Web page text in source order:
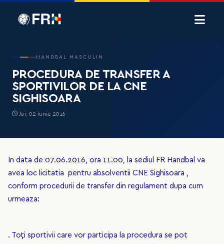
HANDBAL MASCULIN
PROCEDURA DE TRANSFER A
SPORTIVILOR DE LA CNE
SIGHISOARA
Joi, 02 iunie 2016
In data de 07.06.2016, ora 11.00, la sediul FR Handbal va
avea loc licitatia pentru absolventii CNE Sighisoara ,
conform procedurii de transfer din regulament dupa cum
. Toţi sportivii care vor participa la procedura se pot